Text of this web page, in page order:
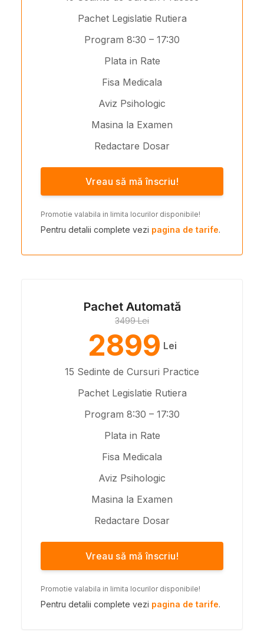
Pachet Legislatie Rutiera
Program 8:30 – 17:30
Plata in Rate
Fisa Medicala
Aviz Psihologic
Masina la Examen
Redactare Dosar
Vreau să mă înscriu!
Promotie valabila in limita locurilor disponibile!
Pentru detalii complete vezi pagina de tarife.
Pachet Automată
3499 Lei
2899 Lei
15 Sedinte de Cursuri Practice
Pachet Legislatie Rutiera
Program 8:30 – 17:30
Plata in Rate
Fisa Medicala
Aviz Psihologic
Masina la Examen
Redactare Dosar
Vreau să mă înscriu!
Promotie valabila in limita locurilor disponibile!
Pentru detalii complete vezi pagina de tarife.